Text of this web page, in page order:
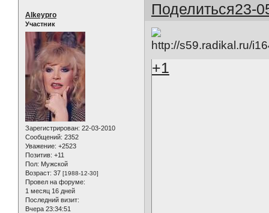
Поделиться23-
Alkeypro
Участник
Зарегистрирован: 22-03-2010
Сообщений: 2352
Уважение: +2523
Позитив: +11
Пол: Мужской
Возраст: 37 [1988-12-30]
Провел на форуме:
1 месяц 16 дней
Последний визит:
Вчера 23:34:51
+1